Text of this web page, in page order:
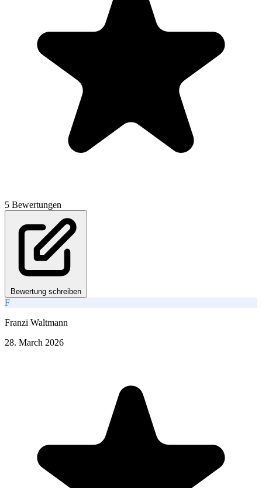
5 Bewertungen
Bewertung schreiben
F
Franzi Waltmann
28. March 2026